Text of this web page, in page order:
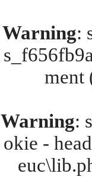
Warning:
ment
Warning:
okie -